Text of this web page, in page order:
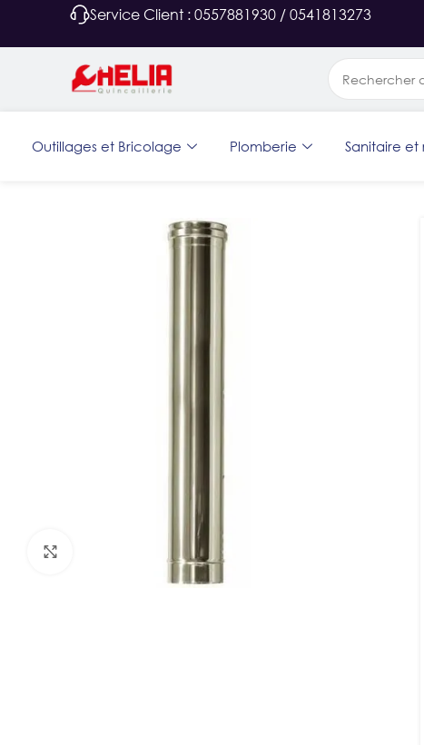
Service Client : 0557881930 / 0541813273
Outillages et Bricolage Plomberie Sanitaire